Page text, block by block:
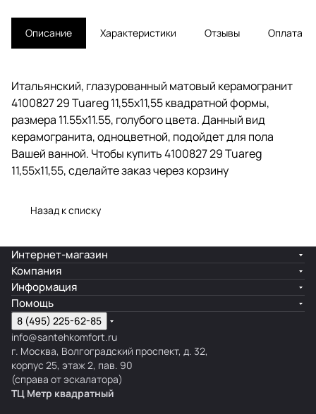
Описание Характеристики Отзывы Оплата
Итальянский, глазурованный матовый керамогранит
4100827 29 Tuareg 11,55x11,55 квадратной формы,
размера 11.55x11.55, голубого цвета. Данный вид
керамогранита, одноцветной, подойдет для пола
Вашей ванной. Чтобы купить 4100827 29 Tuareg
11,55x11,55, сделайте заказ через корзину
Назад к списку
Интернет-магазин
Компания
Информация
Помощь
8 (495) 225-62-85
info@santehkomfort.ru
г. Москва, Волгоградский проспект, д. 32,
корпус 25, этаж 2, пав. 90
(справа от эскалатора)
ТЦ Метр квадратный